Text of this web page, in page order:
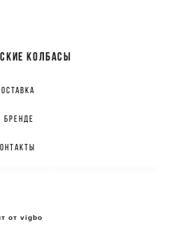
КОЛБАСЫ
БРЕНДЕ
от vigbo